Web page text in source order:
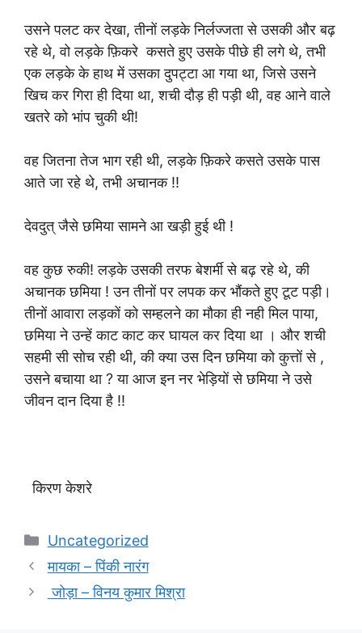
उसने पलट कर देखा, तीनों लड़के निर्लज्जता से उसकी और बढ़
रहे थे, वो लड़के फ़िकरे कसते हुए उसके पीछे ही लगे थे, तभी
एक लड़के के हाथ में उसका दुपट्टा आ गया था, जिसे उसने
खिच कर गिरा ही दिया था, शची दौड़ ही पड़ी थी, वह आने वाले
खतरे को भांप चुकी थी!
वह जितना तेज भाग रही थी, लड़के फ़िकरे कसते उसके पास
आते जा रहे थे, तभी अचानक !!
देवदुत् जैसे छमिया सामने आ खड़ी हुई थी !
वह कुछ रुकी! लड़के उसकी तरफ बेशर्मी से बढ़ रहे थे, की
अचानक छमिया ! उन तीनों पर लपक कर भौंकते हुए टूट पड़ी।
तीनों आवारा लड़कों को सम्हलने का मौका ही नही मिल पाया,
छमिया ने उन्हें काट काट कर घायल कर दिया था । और शची
सहमी सी सोच रही थी, की क्या उस दिन छमिया को कुत्तों से ,
उसने बचाया था ? या आज इन नर भेड़ियों से छमिया ने उसे
जीवन दान दिया है !!
किरण केशरे
Categories
Uncategorized
मायका – पिंकी नारंग
जोड़ा – विनय कुमार मिश्रा